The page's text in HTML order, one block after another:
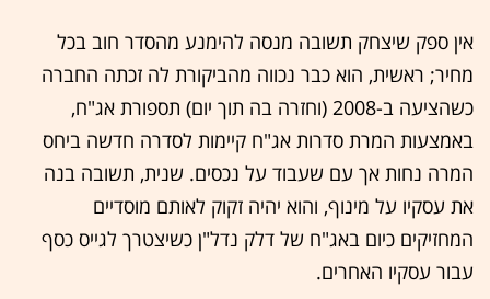
אין ספק שיצחק תשובה מנסה להימנע מהסדר חוב בכל
מחיר; ראשית, הוא כבר נכווה מהביקורת לה זכתה החברה
כשהציעה ב-2008 (וחזרה בה תוך יום) תספורת אג"ח,
באמצעות המרת סדרות אג"ח קיימות לסדרה חדשה ביחס
המרה נחות אך עם שעבוד על נכסים. שנית, תשובה בנה
את עסקיו על מינוף, והוא יהיה זקוק לאותם מוסדיים
המחזיקים כיום באג"ח של דלק נדל"ן כשיצטרך לגייס כסף
עבור עסקיו האחרים.